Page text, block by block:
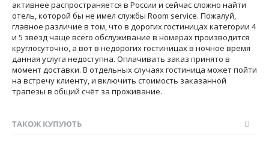
активнее распространяется в России и сейчас сложно найти
отель, которой бы не имел службы Room service. Пожалуй,
главное различие в том, что в дорогих гостиницах категории 4
и 5 звёзд чаще всего обслуживание в номерах производится
круглосуточно, а вот в недорогих гостиницах в ночное время
данная услуга недоступна. Оплачивать заказ принято в
момент доставки. В отдельных случаях гостиница может пойти
на встречу клиенту, и включить стоимость заказанной
трапезы в общий счёт за проживание.
ТАКОЖ КУПУЮТЬ